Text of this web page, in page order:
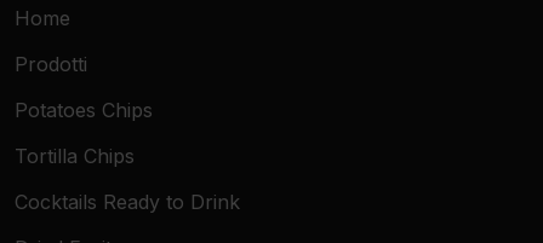
Home
Prodotti
Potatoes Chips
Tortilla Chips
Cocktails Ready to Drink